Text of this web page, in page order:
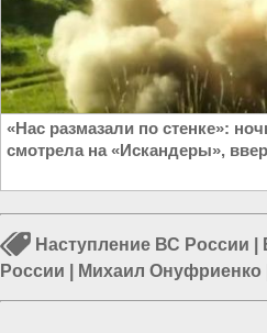
«Нас размазали по стенке»:
смотрела на «Искандеры»,
Наступление ВС России
России
Михаил Онуфриенко
Украины|Война в